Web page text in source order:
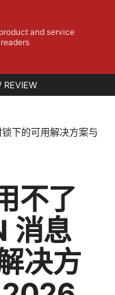
and service
下的可用解决方案与
不了
消息
决方